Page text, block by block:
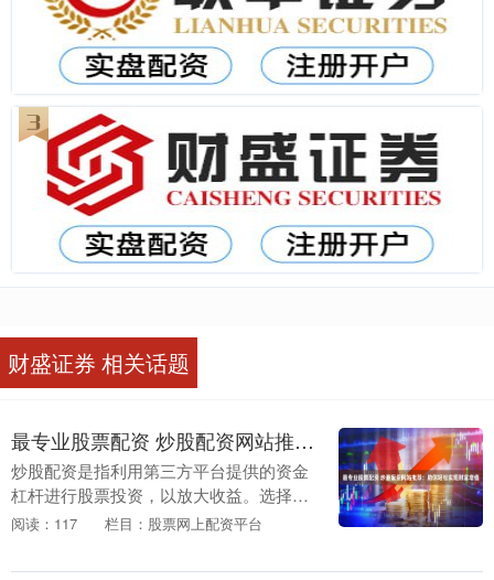
财盛证券 相关话题
最专业股票配资 炒股配资网站推荐：助你轻松实现财富增值
炒股配资是指利用第三方平台提供的资金
杠杆进行股票投资，以放大收益。选择合
适的炒股配资网站至关重要最专业股票配
率。 2. 研究选....
阅读：117 栏目：股票网上配资平台